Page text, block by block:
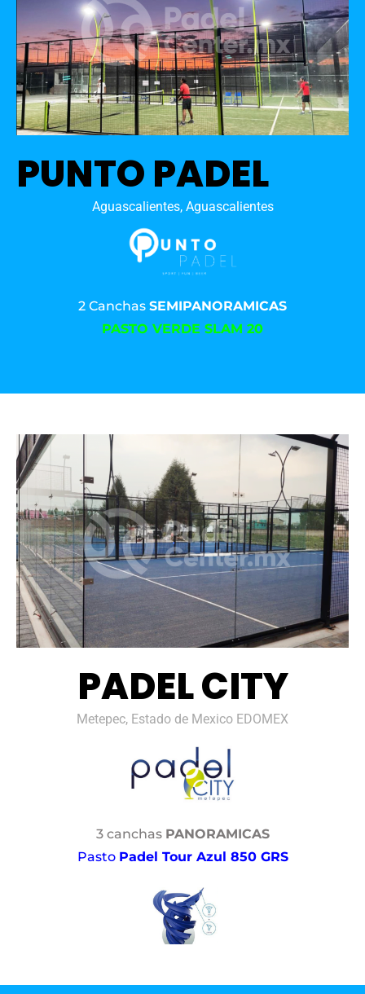
PUNTO PADEL
Aguascalientes, Aguascalientes
2 Canchas SEMIPANORAMICAS
PASTO VERDE SLAM 20
PADEL CITY
Metepec, Estado de Mexico EDOMEX
3 canchas PANORAMICAS
Pasto Padel Tour Azul 850 GRS